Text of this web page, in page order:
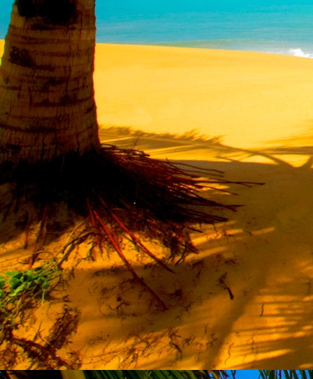
Hogy emlékezetemmel titkon
Amit most újonnan magamba
S további törekvésem célja az
Hogy új erőre kapva ébresszen
Saját belső erőket lelkemben,
A kozmikus létezéstől eltávolodva
Magára maradna, önmagát
S ha csak olyan alapokra építene, ami
Akkor voltaképpen meg kellene ölnie
21. hét
Érzem, hogy egy külső termékenyítő
Megerősödve ad át önmagamnak
S érzem, hogy a csíra érlelődik,
És a sejtelem fénnyel telítve
Saját Énem erőihez bennem.
A kozmikus messzeségekből fakadó
Nagy erővel bennünk él tovább:
A lélek belső fényévé válik,
És szellemi mélységekbe világít,
Hogy hozzon olyan gyümölcsöket,
Melyek a kozmikus Énből idővel
Emberi Énné érlelődnek.